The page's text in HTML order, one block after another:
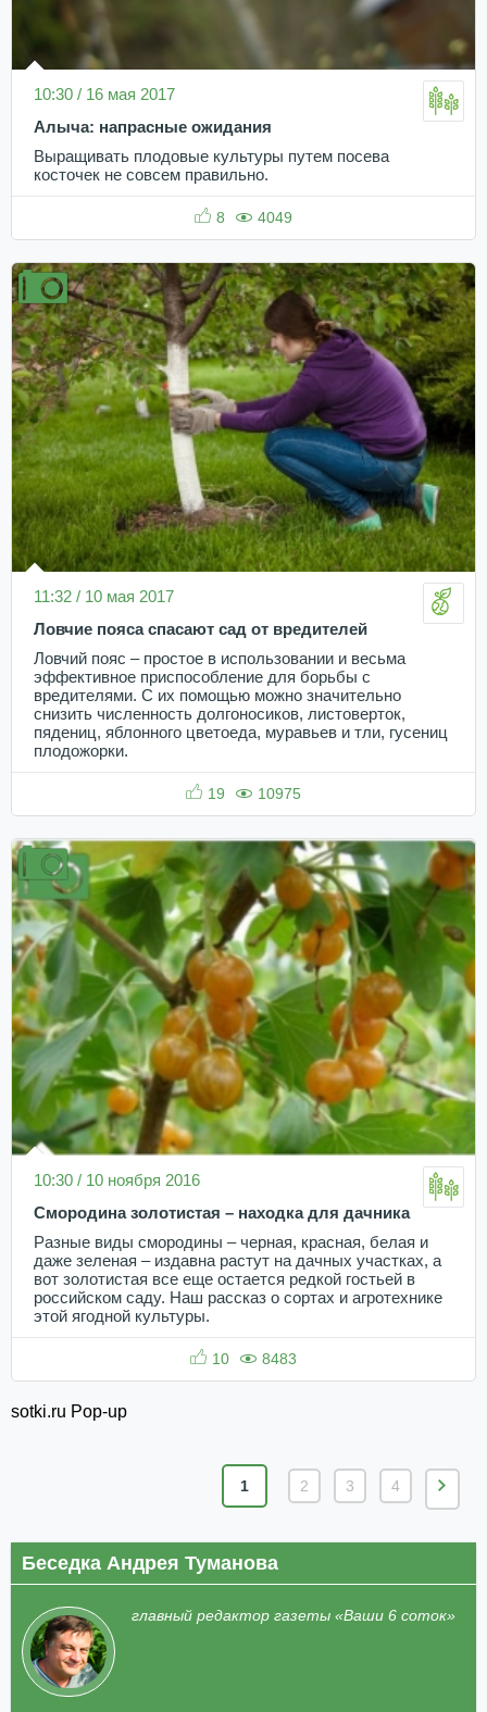
10:30 / 16 мая 2017
Алыча: напрасные ожидания
Выращивать плодовые культуры путем посева
косточек не совсем правильно.
8 4049
11:32 / 10 мая 2017
Ловчие пояса спасают сад от вредителей
Ловчий пояс – простое в использовании и весьма
эффективное приспособление для борьбы с
вредителями. С их помощью можно значительно
снизить численность долгоносиков, листоверток,
пядениц, яблонного цветоеда, муравьев и тли, гусениц
плодожорки.
19 10975
10:30 / 10 ноября 2016
Смородина золотистая – находка для дачника
Разные виды смородины – черная, красная, белая и
даже зеленая – издавна растут на дачных участках, а
вот золотистая все еще остается редкой гостьей в
российском саду. Наш рассказ о сортах и агротехнике
этой ягодной культуры.
10 8483
sotki.ru Pop-up
1 2 3 4
Беседка Андрея Туманова
главный редактор газеты «Ваши 6 соток»